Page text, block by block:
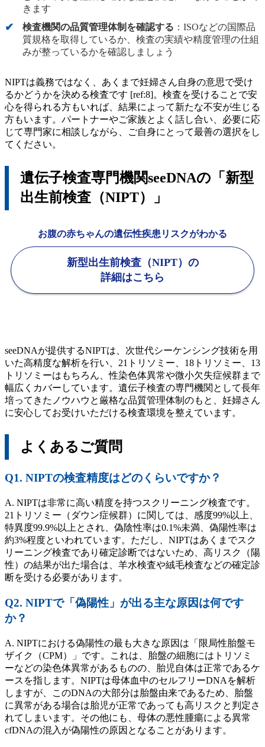
きます
検査機関の品質管理体制を確認する ：ISOなどの国際品
質規格を取得しているか、検査の実績や精度管理の仕組
みが整っているかを確認しましょう
NIPTは義務ではなく、あくまで妊婦さん自身の意思で受け
るかどうかを決める検査です [ref:8]。検査を受けることで安
心を得られる方もいれば、結果によって新たな不安が生じる
方もいます。パートナーやご家族とよく話し合い、必要に応
じて専門家に相談しながら、ご自身にとって最善の選択をし
てください。
遺伝子検査専門機関seeDNAの「新型
出生前検査（NIPT）」
お腹の赤ちゃんの遺伝性疾患リスクがわかる
新型出生前検査（NIPT）の
詳細はこちら
seeDNAが提供するNIPTは、次世代シーケンシング技術を用
いた高精度な解析を行い、21トリソミー、18トリソミー、13
トリソミーはもちろん、性染色体異常や微小欠失症候群まで
幅広くカバーしています。遺伝子検査の専門機関として長年
培ってきたノウハウと厳格な品質管理体制のもと、妊婦さん
に安心してお受けいただける検査環境を整えています。
よくあるご質問
Q1. NIPTの検査精度はどのくらいですか？
A. NIPTは非常に高い精度を持つスクリーニング検査です。
21トリソミー（ダウン症候群）に関しては、感度99%以上、
特異度99.9%以上とされ、偽陰性率は0.1%未満、偽陽性率は
約3%程度といわれています。ただし、NIPTはあくまでスク
リーニング検査であり確定診断ではないため、高リスク（陽
性）の結果が出た場合は、羊水検査や絨毛検査などの確定診
断を受ける必要があります。
Q2. NIPTで「偽陽性」が出る主な原因は何です
か？
A. NIPTにおける偽陽性の最も大きな原因は「限局性胎盤モ
ザイク（CPM）」です。これは、胎盤の細胞にはトリソミ
ーなどの染色体異常があるものの、胎児自体は正常であるケ
ースを指します。NIPTは母体血中のセルフリーDNAを解析
しますが、このDNAの大部分は胎盤由来であるため、胎盤
に異常がある場合は胎児が正常であっても高リスクと判定さ
れてしまいます。その他にも、母体の悪性腫瘍による異常
cfDNAの混入が偽陽性の原因となることがあります。